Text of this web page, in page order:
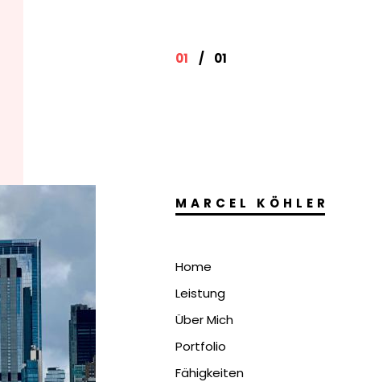
01 / 01
MARCEL KÖHLER
Home
Leistung
Über Mich
Portfolio
Fähigkeiten